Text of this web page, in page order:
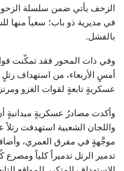
الزحف يأتي ضمن سلسلة
في مديرية ذو باب؛ سعياً منها
بالفشل.
وفي ذات المحور فقد تمكّنت
أمسٍ الأربعاء، من استهداف
عسكريةٍ تابعةٍ لقوات الغزو
وأكدت مصادرُ عسكريةٍ ميدانيةٍ
واللجان الشعبية استهدفت رتلاً
موجَّهةٍ في مفرق العمري،
تدمير الرتل تدميراً كلياً